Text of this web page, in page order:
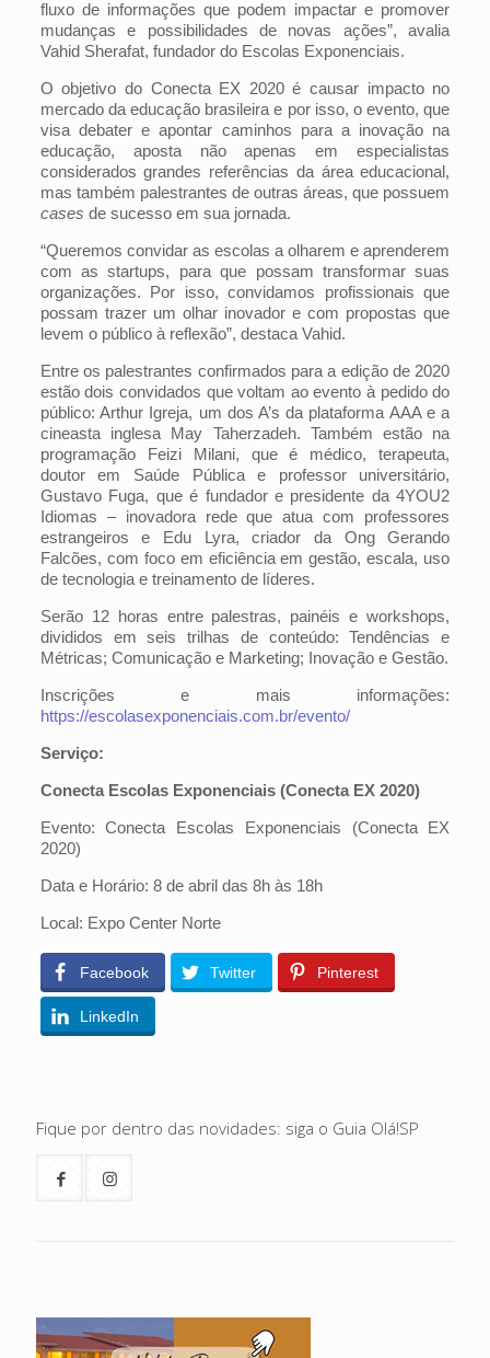
fluxo de informações que podem impactar e promover
mudanças e possibilidades de novas ações”, avalia
Vahid Sherafat, fundador do Escolas Exponenciais.
O objetivo do Conecta EX 2020 é causar impacto no
mercado da educação brasileira e por isso, o evento, que
visa debater e apontar caminhos para a inovação na
educação, aposta não apenas em especialistas
considerados grandes referências da área educacional,
mas também palestrantes de outras áreas, que possuem
cases de sucesso em sua jornada.
“Queremos convidar as escolas a olharem e aprenderem
com as startups, para que possam transformar suas
organizações. Por isso, convidamos profissionais que
possam trazer um olhar inovador e com propostas que
levem o público à reflexão”, destaca Vahid.
Entre os palestrantes confirmados para a edição de 2020
estão dois convidados que voltam ao evento à pedido do
público: Arthur Igreja, um dos A’s da plataforma AAA e a
cineasta inglesa May Taherzadeh. Também estão na
programação Feizi Milani, que é médico, terapeuta,
doutor em Saúde Pública e professor universitário,
Gustavo Fuga, que é fundador e presidente da 4YOU2
Idiomas – inovadora rede que atua com professores
estrangeiros e Edu Lyra, criador da Ong Gerando
Falcões, com foco em eficiência em gestão, escala, uso
de tecnologia e treinamento de líderes.
Serão 12 horas entre palestras, painéis e workshops,
divididos em seis trilhas de conteúdo: Tendências e
Métricas; Comunicação e Marketing; Inovação e Gestão.
Inscrições e mais informações:
https://escolasexponenciais.com.br/evento/
Serviço:
Conecta Escolas Exponenciais (Conecta EX 2020)
Evento: Conecta Escolas Exponenciais (Conecta EX
2020)
Data e Horário: 8 de abril das 8h às 18h
Local: Expo Center Norte
Facebook Twitter Pinterest
LinkedIn
Fique por dentro das novidades: siga o Guia Olá!SP